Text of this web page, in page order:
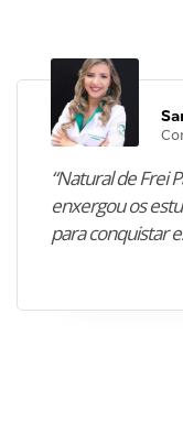
“Natural de Frei
enxergou os
para conquistar